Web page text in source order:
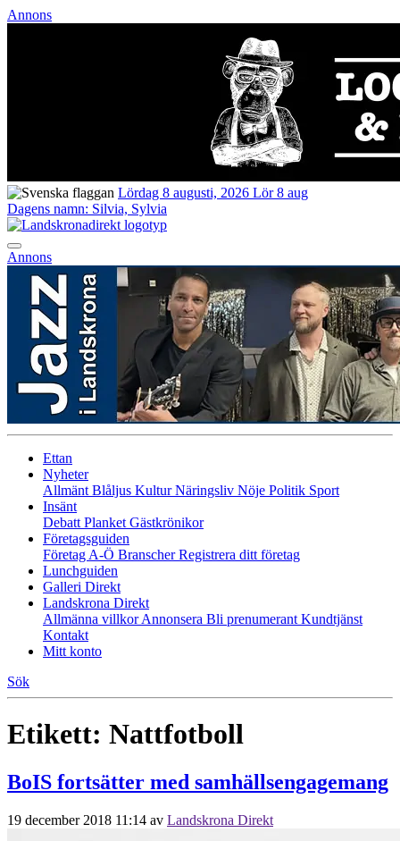
Annons
Lördag 8 augusti, 2026 Lör 8 aug
Dagens namn: Silvia, Sylvia
Annons
Ettan
Nyheter
Allmänt Blåljus KulturNäringsliv Nöje Politik Sport
Insänt
Debatt Planket Gästkrönikor
Företagsguiden
Företag A-Ö BranscherRegistrera ditt företag
Lunchguiden
Galleri Direkt
Landskrona Direkt
Allmänna villkorAnnonsera Bli prenumerant Kundtjänst
Kontakt
Mitt konto
Sök
Etikett: Nattfotboll
BoIS fortsätter med samhällsengagemang
19 december 2018 11:14 av Landskrona Direkt